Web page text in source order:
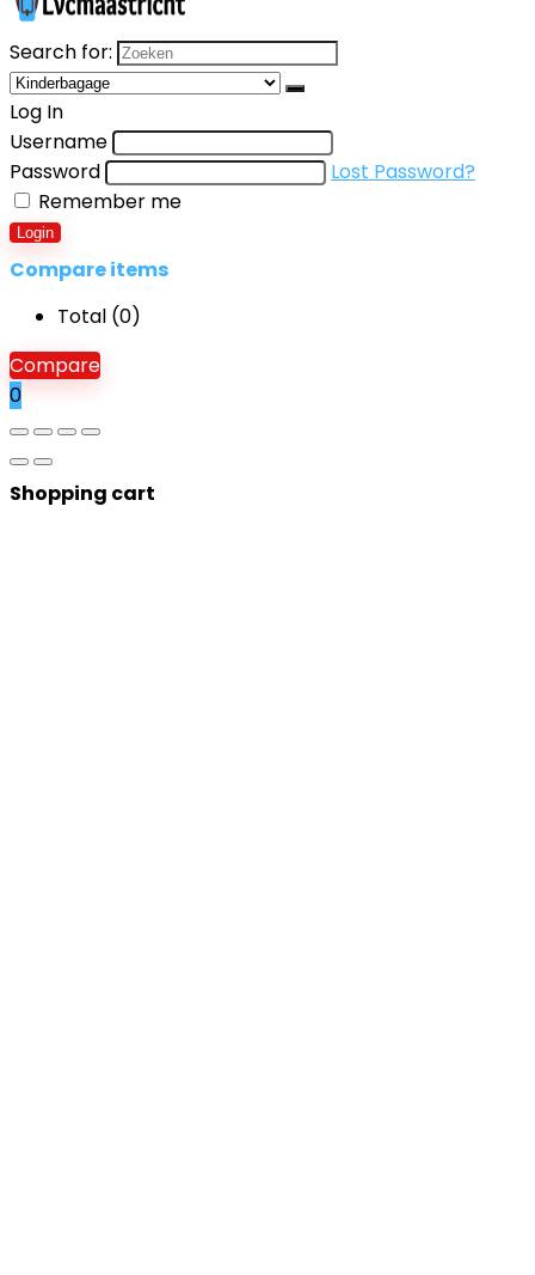
Search for:
Log In
Username
Password
Lost Password?
Remember me
Login
Compare items
Total (0)
Compare
0
Shopping cart